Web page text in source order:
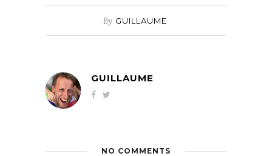
By GUILLAUME
GUILLAUME
NO COMMENTS